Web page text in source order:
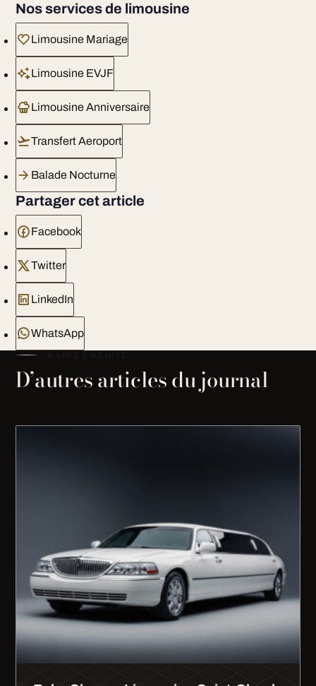
Nos services de limousine
Limousine Mariage
Limousine EVJF
Limousine Anniversaire
Transfert Aeroport
Balade Nocturne
Partager cet article
Facebook
Twitter
LinkedIn
WhatsApp
D’autres articles du journal